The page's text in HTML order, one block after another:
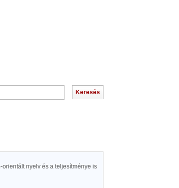
nyelv és a teljesítménye is